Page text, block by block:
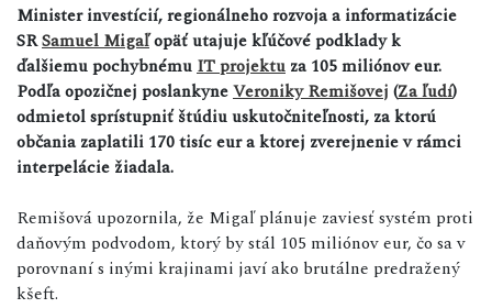
Minister investícií, regionálneho rozvoja a informatizácie
SRSamuel Migaľopäť utajuje kľúčové podklady k
ďalšiemu pochybnému IT projektu za 105 miliónov eur.
Podľa opozičnej poslankyneVeroniky Remišovej (Za ľudí)
odmietol sprístupniť štúdiu uskutočniteľnosti, za ktorú
občania zaplatili 170 tisíc eur a ktorej zverejnenie v rámci
interpelácie žiadala.
Remišová upozornila, že Migaľ plánuje zaviesť systém proti
daňovým podvodom, ktorý by stál 105 miliónov eur, čo sa v
porovnaní s inými krajinami javí ako brutálne predražený
kšeft.